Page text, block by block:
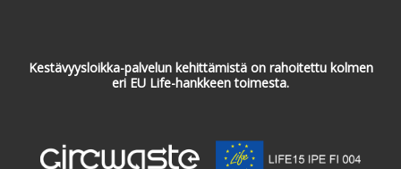
Kestävyysloikka-palvelun kehittämistä on rahoitettu kolmen
eri EU Life-hankkeen toimesta.